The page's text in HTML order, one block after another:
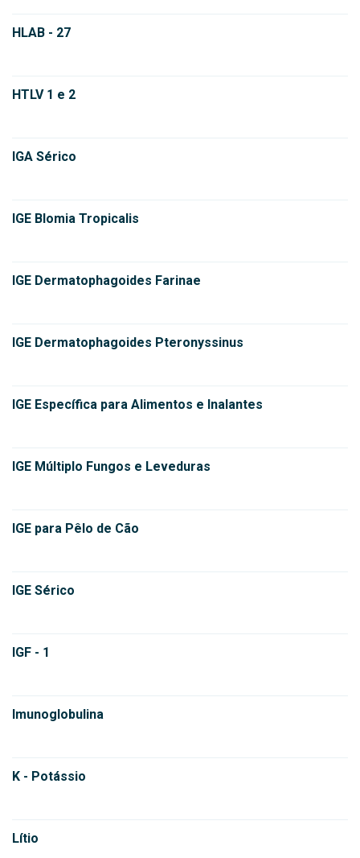
HLAB - 27
HTLV 1 e 2
IGA Sérico
IGE Blomia Tropicalis
IGE Dermatophagoides Farinae
IGE Dermatophagoides Pteronyssinus
IGE Específica para Alimentos e Inalantes
IGE Múltiplo Fungos e Leveduras
IGE para Pêlo de Cão
IGE Sérico
IGF - 1
Imunoglobulina
K - Potássio
Lítio